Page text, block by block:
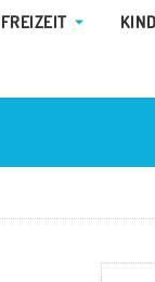
& SOZIALES
ÖFFNE